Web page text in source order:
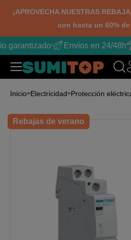
¡APROVECHA NUESTRAS
con hasta un 60%
garantizado Envíos en 24/48h*
Inicio Electricidad Protección
Rebajas de verano